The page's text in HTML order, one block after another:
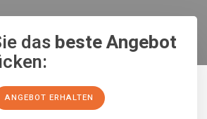
dasbeste Angebot
ANGEBOT ERHALTEN